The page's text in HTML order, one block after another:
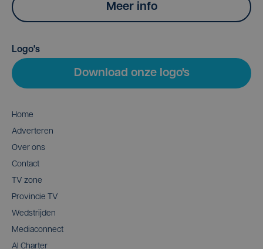
Meer info
Logo's
Download onze logo's
Home
Adverteren
Over ons
Contact
TV zone
Provincie TV
Wedstrijden
Mediaconnect
AI Charter